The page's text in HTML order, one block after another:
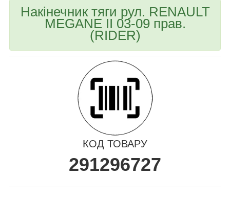
Накінечник тяги рул. RENAULT
MEGANE II 03-09 прав.
(RIDER)
КОД ТОВАРУ
291296727